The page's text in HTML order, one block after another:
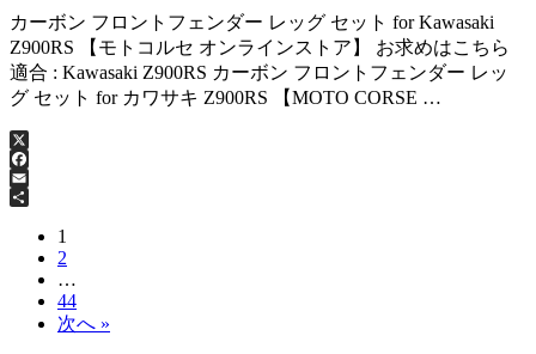
カーボン フロントフェンダー レッグ セット for Kawasaki
Z900RS 【モトコルセ オンラインストア】 お求めはこちら
適合 : Kawasaki Z900RS カーボン フロントフェンダー レッ
グ セット for カワサキ Z900RS 【MOTO CORSE …
X
Facebook
Email
1
2
…
44
次へ »